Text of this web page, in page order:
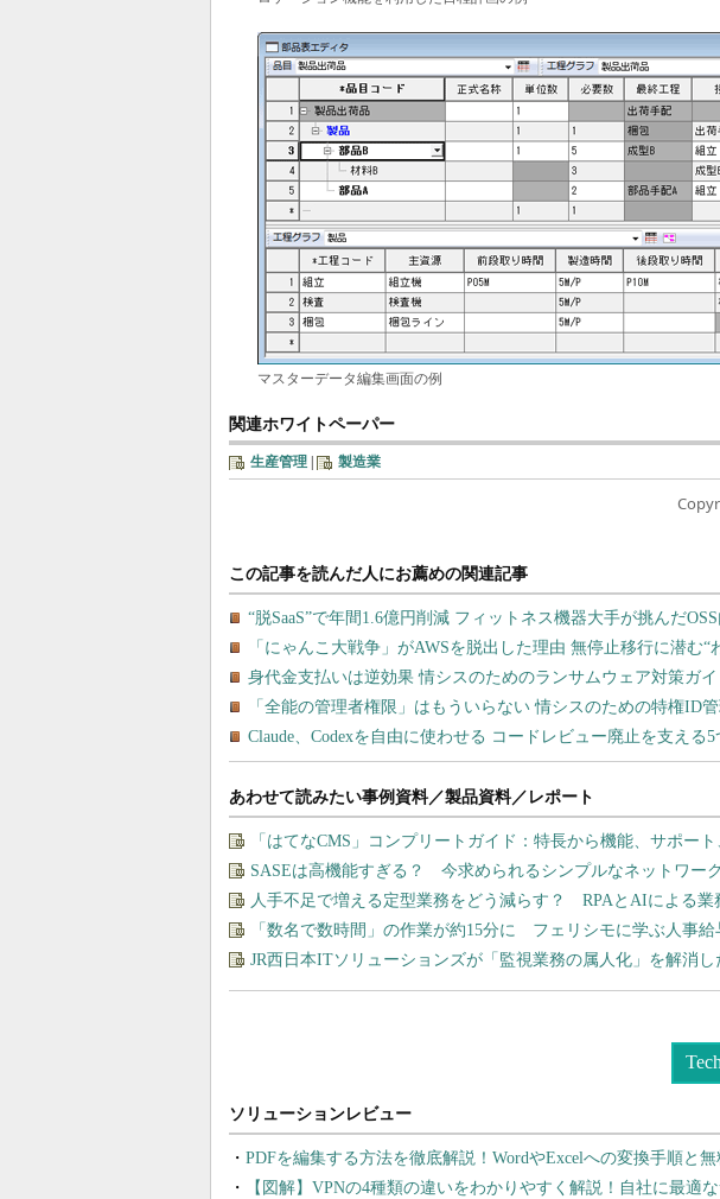
マスターデータ編集画面の例
関連ホワイトペーパー
生産管理 製造業
あわせて読みたい事例資料／製品資料／レポート
「はてなCMS」コンプリートガイド：特長から機能、サポー
SASEは高機能すぎる？ 今求められるシンプルなネットワー
人手不足で増える定型業務をどう減らす？ RPAとAIによる業
「数名で数時間」の作業が約15分に フェリシモに学ぶ人事
JR西日本ITソリューションズが「監視業務の属人化」を解消し
PDFを編集する方法を徹底解説！WordやExcelへの変換手順と
【図解】VPNの4種類の違いをわかりやすく解説！自社に最適